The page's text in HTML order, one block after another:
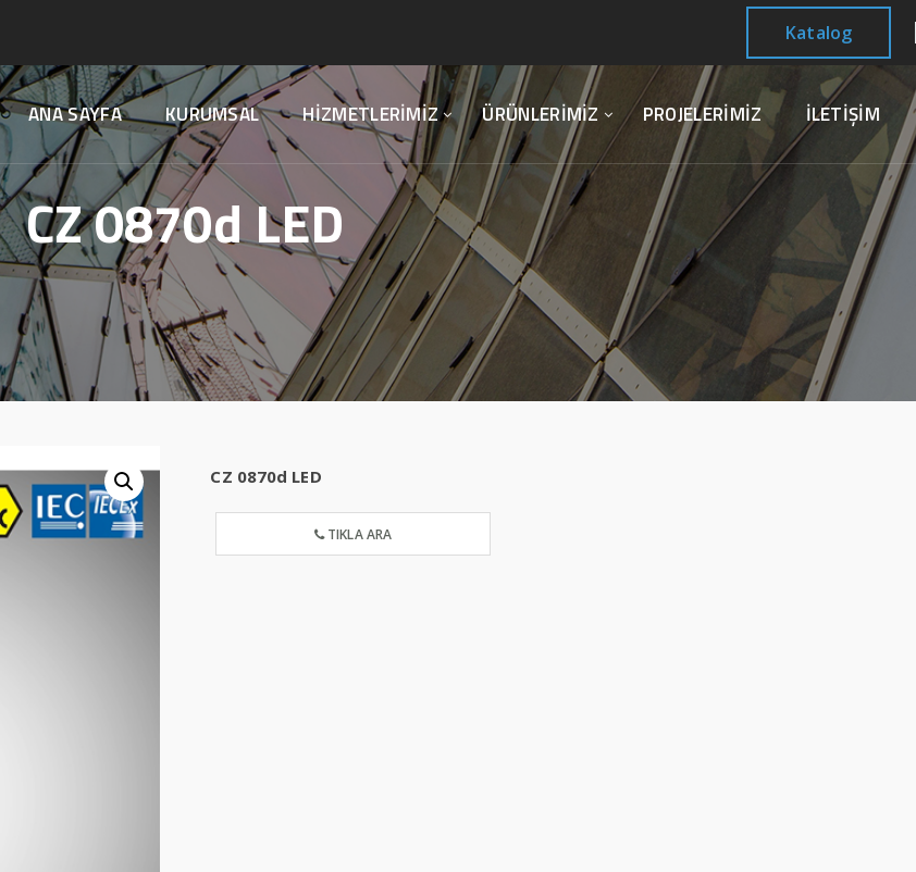
Katalog
ANA SAYFA KURUMSAL HİZMETLERİMİZ ÜRÜNLERİMİZ PROJELERİMİZ İLETİŞİM
CZ 0870d LED
CZ 0870d LED
TIKLA ARA